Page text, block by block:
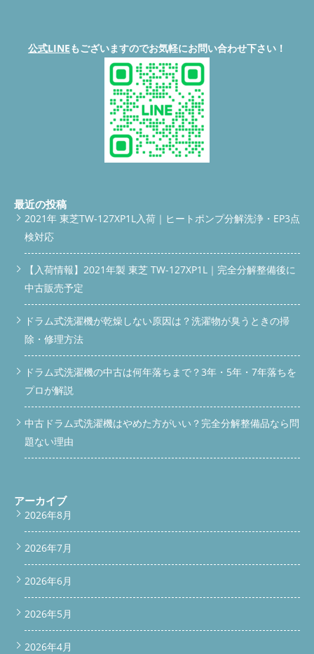
公式LINEもございますのでお気軽にお問い合わせ下さい！
最近の投稿
2021年 東芝TW-127XP1L入荷｜ヒートポンプ分解洗浄・EP3点
検対応
【入荷情報】2021年製 東芝 TW-127XP1L｜完全分解整備後に
中古販売予定
ドラム式洗濯機が乾燥しない原因は？洗濯物が臭うときの掃
除・修理方法
ドラム式洗濯機の中古は何年落ちまで？3年・5年・7年落ちを
プロが解説
中古ドラム式洗濯機はやめた方がいい？完全分解整備品なら問
題ない理由
アーカイブ
2026年8月
2026年7月
2026年6月
2026年5月
2026年4月